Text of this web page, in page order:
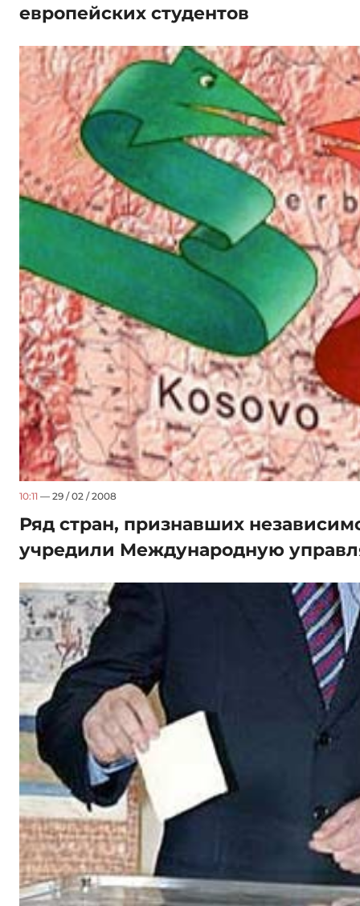
европейских студентов
10:11 — 29 / 02 / 2008
Ряд стран, признавших
учредили Международную